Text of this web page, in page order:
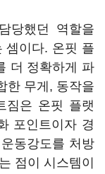
당했던 역할을
셈이다. 온핏 플
더 정확하게 파
한 무게, 동작을
짐은 온핏 플랫
포인트이자 경
동강도를 처방
점이 시스템이